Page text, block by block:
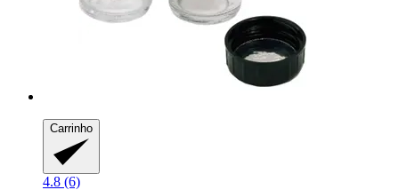
Carrinho
4.8 (6)